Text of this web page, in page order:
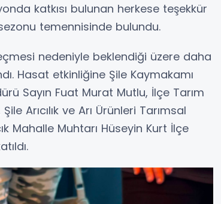
katkısı bulunan herkese teşekkür
temennisinde bulundu.
nedeniyle beklendiği üzere daha
Hasat etkinliğine Şile Kaymakamı
Sayın Fuat Murat Mutlu, İlçe Tarım
Arıcılık ve Arı Ürünleri Tarımsal
Mahalle Muhtarı Hüseyin Kurt İlçe